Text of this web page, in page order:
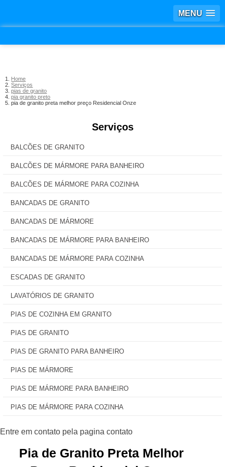
MENU
Home
Serviços
pias de granito
pia granito preto
pia de granito preta melhor preço Residencial Onze
Serviços
BALCÕES DE GRANITO
BALCÕES DE MÁRMORE PARA BANHEIRO
BALCÕES DE MÁRMORE PARA COZINHA
BANCADAS DE GRANITO
BANCADAS DE MÁRMORE
BANCADAS DE MÁRMORE PARA BANHEIRO
BANCADAS DE MÁRMORE PARA COZINHA
ESCADAS DE GRANITO
LAVATÓRIOS DE GRANITO
PIAS DE COZINHA EM GRANITO
PIAS DE GRANITO
PIAS DE GRANITO PARA BANHEIRO
PIAS DE MÁRMORE
PIAS DE MÁRMORE PARA BANHEIRO
PIAS DE MÁRMORE PARA COZINHA
Pia de Granito Preta Melhor